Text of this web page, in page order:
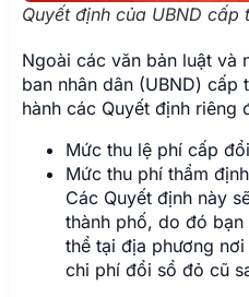
Quyết định của UBND cấp
Ngoài các văn bản luật và
ban nhân dân (UBND) cấp
hành các Quyết định riêng
Mức thu lệ phí cấp
Mức thu phí thẩm
Các Quyết định này
thành phố, do đó
thể tại địa phương
chi phí đổi sổ đỏ cũ